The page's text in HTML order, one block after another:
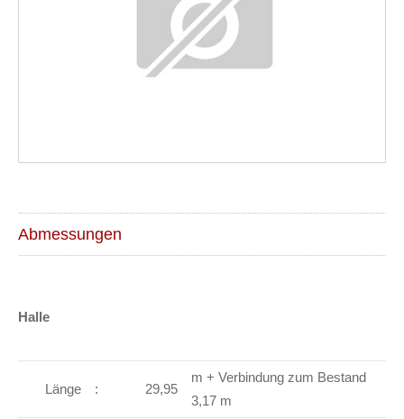
Abmessungen
Halle
Länge : 29,95
m + Verbindung zum Bestand
3,17 m